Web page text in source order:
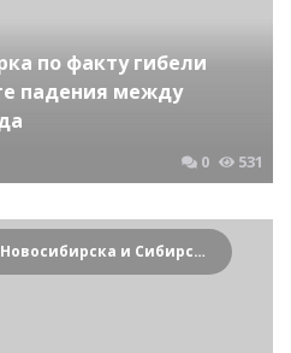
по факту гибели
падения между
0 531
Криминальные новости Новосибирска и Сибирского региона